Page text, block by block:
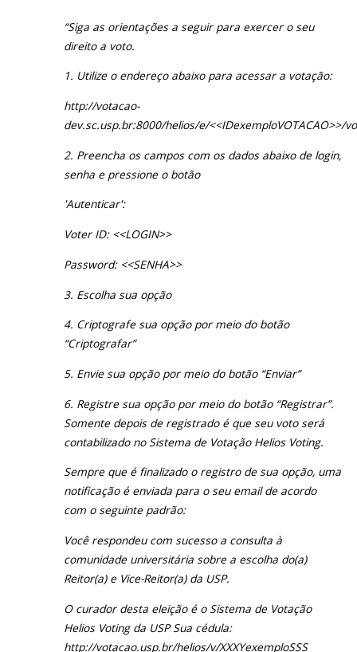
“Siga as orientações a seguir para exercer o seu
direito a voto.
1. Utilize o endereço abaixo para acessar a votação:
http://votacao-
dev.sc.usp.br:8000/helios/e/<<IDexemploVOTACAO>>/
2. Preencha os campos com os dados abaixo de login,
senha e pressione o botão
'Autenticar':
Voter ID: <<LOGIN>>
Password: <<SENHA>>
3. Escolha sua opção
4. Criptografe sua opção por meio do botão
“Criptografar”
5. Envie sua opção por meio do botão “Enviar”
6. Registre sua opção por meio do botão “Registrar”.
Somente depois de registrado é que seu voto será
contabilizado no Sistema de Votação Helios Voting.
Sempre que é finalizado o registro de sua opção, uma
notificação é enviada para o seu email de acordo
com o seguinte padrão:
Você respondeu com sucesso a consulta à
comunidade universitária sobre a escolha do(a)
Reitor(a) e Vice-Reitor(a) da USP.
O curador desta eleição é o Sistema de Votação
Helios Voting da USP Sua cédula:
http://votacao.usp.br/helios/v/XXXYexemploSSS